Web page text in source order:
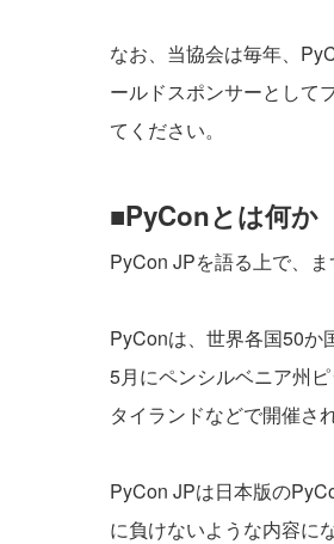
なお、当協会は毎年、
ールドスポンサーとして
てください。
■PyConとは何か
PyCon JPを語る上で、
PyConは、世界各国50か
5月にペンシルベニア州
タイランドなどで開催さ
PyCon JPは日本版の
に負けないような内容に